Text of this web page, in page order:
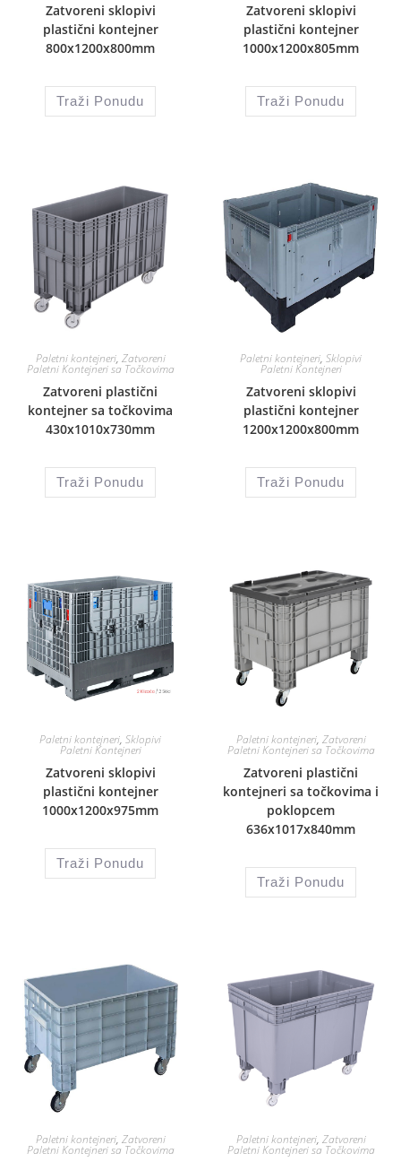
Zatvoreni sklopivi
plastični kontejner
800x1200x800mm
Traži Ponudu
Zatvoreni sklopivi
plastični kontejner
1000x1200x805mm
Traži Ponudu
Paletni kontejneri, Zatvoreni
Paletni Kontejneri sa Točkovima
Zatvoreni plastični
kontejner sa točkovima
430x1010x730mm
Traži Ponudu
Paletni kontejneri, Sklopivi
Paletni Kontejneri
Zatvoreni sklopivi
plastični kontejner
1200x1200x800mm
Traži Ponudu
Paletni kontejneri, Sklopivi
Paletni Kontejneri
Zatvoreni sklopivi
plastični kontejner
1000x1200x975mm
Traži Ponudu
Paletni kontejneri, Zatvoreni
Paletni Kontejneri sa Točkovima
Zatvoreni plastični
kontejneri sa točkovima i
poklopcem
636x1017x840mm
Traži Ponudu
Paletni kontejneri, Zatvoreni
Paletni Kontejneri sa Točkovima
Paletni kontejneri, Zatvoreni
Paletni Kontejneri sa Točkovima